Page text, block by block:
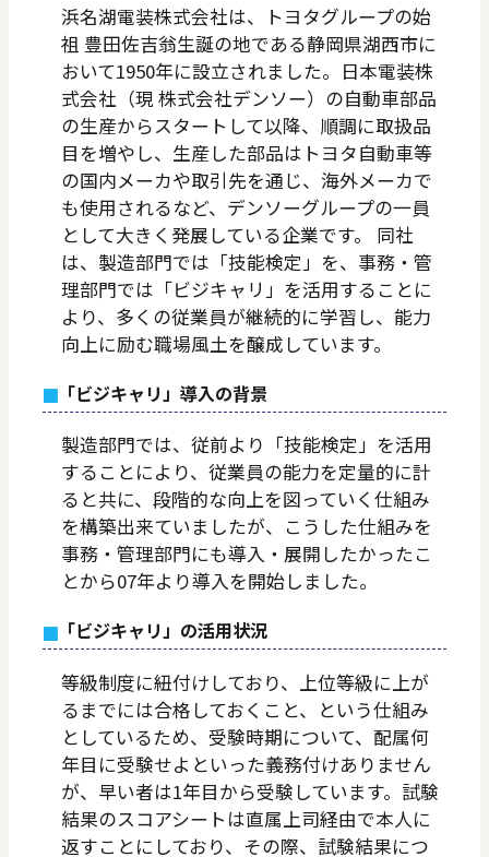
浜名湖電装株式会社は、トヨタグループの始
祖 豊田佐吉翁生誕の地である静岡県湖西市に
おいて1950年に設立されました。日本電装株
式会社（現 株式会社デンソー）の自動車部品
の生産からスタートして以降、順調に取扱品
目を増やし、生産した部品はトヨタ自動車等
の国内メーカや取引先を通じ、海外メーカで
も使用されるなど、デンソーグループの一員
として大きく発展している企業です。 同社
は、製造部門では「技能検定」を、事務・管
理部門では「ビジキャリ」を活用することに
より、多くの従業員が継続的に学習し、能力
向上に励む職場風土を醸成しています。
「ビジキャリ」導入の背景
製造部門では、従前より「技能検定」を活用
することにより、従業員の能力を定量的に計
ると共に、段階的な向上を図っていく仕組み
を構築出来ていましたが、こうした仕組みを
事務・管理部門にも導入・展開したかったこ
とから07年より導入を開始しました。
「ビジキャリ」の活用状況
等級制度に紐付けしており、上位等級に上が
るまでには合格しておくこと、という仕組み
としているため、受験時期について、配属何
年目に受験せよといった義務付けありません
が、早い者は1年目から受験しています。試験
結果のスコアシートは直属上司経由で本人に
返すことにしており、その際、試験結果につ